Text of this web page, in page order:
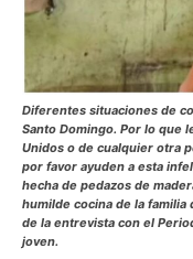
Diferentes situaciones de
Santo Domingo. Por lo que
Unidos o de cualquier otra
por favor ayuden a esta
hecha de pedazos de
humilde cocina de la familia
de la entrevista con el
joven.